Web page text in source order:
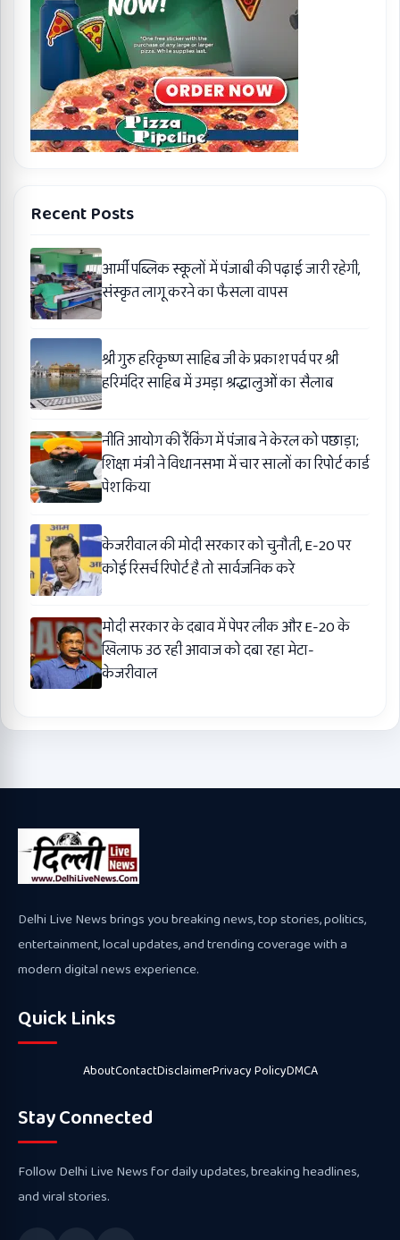
Recent Posts
आर्मी पब्लिक स्कूलों में पंजाबी की पढ़ाई जारी रहेगी,
संस्कृत लागू करने का फैसला वापस
श्री गुरु हरिकृष्ण साहिब जी के प्रकाश पर्व पर श्री
हरिमंदिर साहिब में उमड़ा श्रद्धालुओं का सैलाब
नीति आयोग की रैंकिंग में पंजाब ने केरल को पछाड़ा;
शिक्षा मंत्री ने विधानसभा में चार सालों का रिपोर्ट कार्ड
पेश किया
केजरीवाल की मोदी सरकार को चुनौती, E-20 पर
कोई रिसर्च रिपोर्ट है तो सार्वजनिक करे
मोदी सरकार के दबाव में पेपर लीक और E-20 के
खिलाफ उठ रही आवाज को दबा रहा मेटा-
केजरीवाल
Delhi Live News brings you breaking news, top stories, politics,
entertainment, local updates, and trending coverage with a
modern digital news experience.
Quick Links
AboutContactDisclaimerPrivacy PolicyDMCA
Stay Connected
Follow Delhi Live News for daily updates, breaking headlines,
and viral stories.